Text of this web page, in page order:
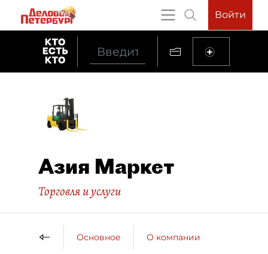
Войти
Азия Маркет
Торговля и услуги
Основное О компании